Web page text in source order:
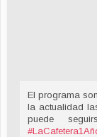
El programa
la actualidad
puede